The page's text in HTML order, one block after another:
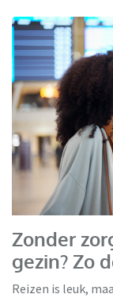
Zonder
gezin? Zo
Reizen is leuk,